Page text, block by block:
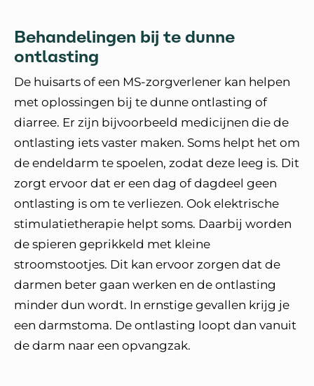
Behandelingen bij te dunne
ontlasting
De huisarts of een MS-zorgverlener kan helpen
met oplossingen bij te dunne ontlasting of
diarree. Er zijn bijvoorbeeld medicijnen die de
ontlasting iets vaster maken. Soms helpt het om
de endeldarm te spoelen, zodat deze leeg is. Dit
zorgt ervoor dat er een dag of dagdeel geen
ontlasting is om te verliezen. Ook elektrische
stimulatietherapie helpt soms. Daarbij worden
de spieren geprikkeld met kleine
stroomstootjes. Dit kan ervoor zorgen dat de
darmen beter gaan werken en de ontlasting
minder dun wordt. In ernstige gevallen krijg je
een darmstoma. De ontlasting loopt dan vanuit
de darm naar een opvangzak.